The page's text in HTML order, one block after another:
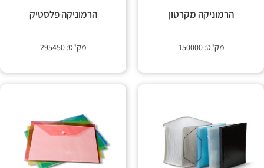
הרמוניקה מקרטון
מק"ט: 150000
הרמוניקה פלסטיק
מק"ט: 295450